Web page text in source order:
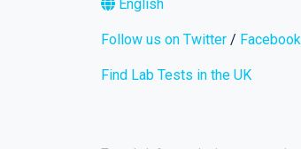
English
Follow us on Twitter / Facebook
Find Lab Tests in the UK